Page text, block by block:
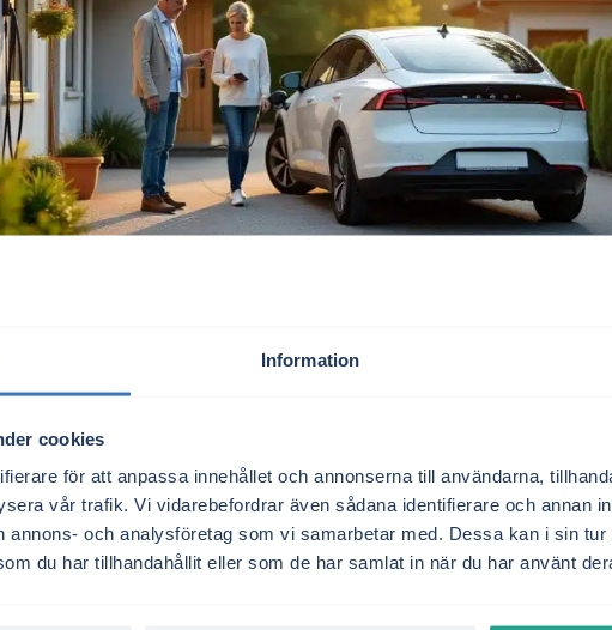
Information
cookies
för att anpassa innehållet och annonserna till användarna,
vår trafik. Vi vidarebefordrar även sådana identifierare och annan
annons- och analysföretag som vi samarbetar med. Dessa kan i sin
du har tillhandahållit eller som de har samlat in när du har använt
profil, förbättrad användarupplevelse och en kraftigt utökad...